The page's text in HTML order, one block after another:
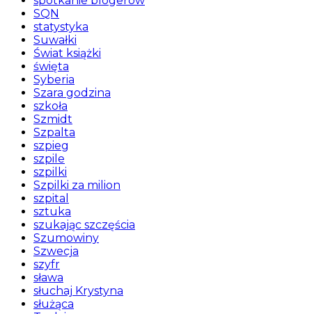
SQN
statystyka
Suwałki
Świat książki
święta
Syberia
Szara godzina
szkoła
Szmidt
Szpalta
szpieg
szpile
szpilki
Szpilki za milion
szpital
sztuka
szukając szczęścia
Szumowiny
Szwecja
szyfr
sława
słuchaj Krystyna
służąca